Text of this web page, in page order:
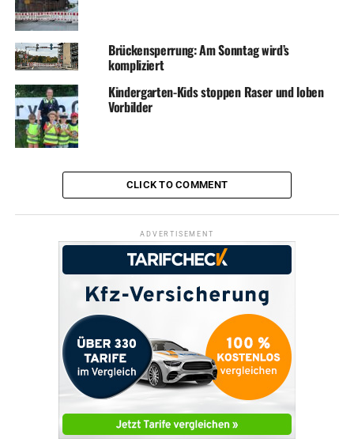
Brückensperrung: Am Sonntag wird’s
kompliziert
Kindergarten-Kids stoppen Raser und loben
Vorbilder
CLICK TO COMMENT
ADVERTISEMENT